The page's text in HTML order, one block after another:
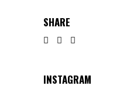
SHARE
INSTAGRAM